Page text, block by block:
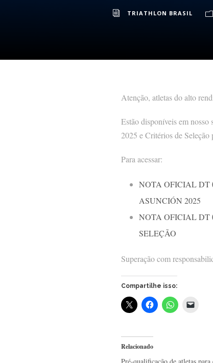
TRIATHLON BRASIL
Atenção, atletas do alto
Estão disponíveis em
2025 e Critérios de
Para acessar:
NOTA OFICIAL DT
ASUNCIÓN 2025
NOTA OFICIAL DT
SELEÇÃO
Superação com
Compartilhe isso:
Relacionado